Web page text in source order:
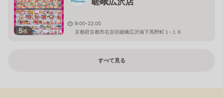
5枚
9:00-22:00
京都府京都市右京区嵯峨広沢南下馬野町１-１６
すべて見る